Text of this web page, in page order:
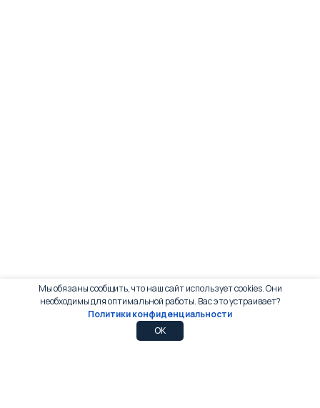
Мы обязаны сообщить, что наш сайт использует cookies. Они
необходимы для оптимальной работы. Вас это устраивает?
Политики конфиденциальности
OK